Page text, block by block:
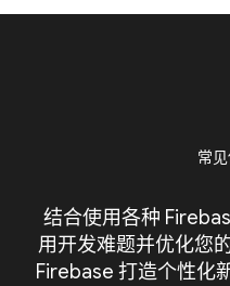
常
结合使用各种
用开发难题并优化您
Firebase 打造个性化